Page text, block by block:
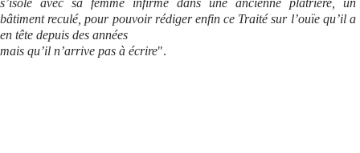
s’isole avec sa femme infirme dans une ancienne plâtrière, un
bâtiment reculé, pour pouvoir rédiger enfin ce Traité sur l’ouïe qu’il a
en tête depuis des années
mais qu’il n’arrive pas à écrire".